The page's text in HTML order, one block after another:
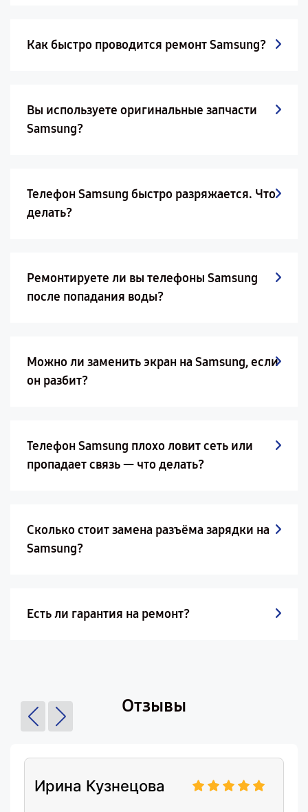
Как быстро проводится ремонт Samsung?
Вы используете оригинальные запчасти
Samsung?
Телефон Samsung быстро разряжается. Что
делать?
Ремонтируете ли вы телефоны Samsung
после попадания воды?
Можно ли заменить экран на Samsung, если
он разбит?
Телефон Samsung плохо ловит сеть или
пропадает связь — что делать?
Сколько стоит замена разъёма зарядки на
Samsung?
Есть ли гарантия на ремонт?
Отзывы
Ирина Кузнецова